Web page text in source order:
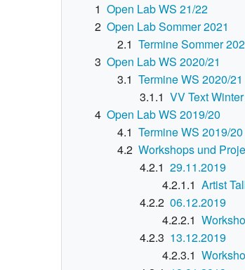
1 Open Lab WS 21/22
2 Open Lab Sommer 2021
2.1 Termine Sommer
3 Open Lab WS 2020/21
3.1 Termine WS 2020/21
3.1.1 VV Text
4 Open Lab WS 2019/20
4.1 Termine WS 2019/20
4.2 Workshops und
4.2.1 29.11.2019
4.2.1.1 Artist
4.2.2 06.12.2019
4.2.2.1
4.2.3 13.12.2019
4.2.3.1